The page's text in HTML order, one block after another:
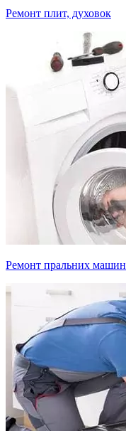
Ремонт плит, духовок
Ремонт пральних машин